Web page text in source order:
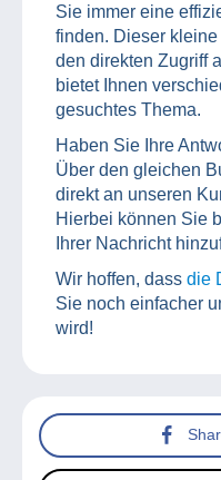
Sie immer eine
finden. Dieser
den direkten Zugriff
bietet Ihnen
gesuchtes Thema.
Haben Sie Ihre
Über den gleichen
direkt an unseren
Hierbei können Sie
Ihrer Nachricht
Wir hoffen, dass die
Sie noch einfacher
wird!